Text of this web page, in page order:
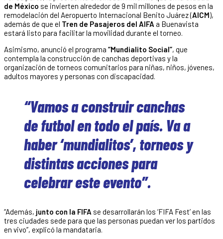
de México se invierten alrededor de 9 mil millones de pesos en la
remodelación del Aeropuerto Internacional Benito Juárez (AICM),
además de que el Tren de Pasajeros del AIFA a Buenavista
estará listo para facilitar la movilidad durante el torneo.
Asimismo, anunció el programa “Mundialito Social”, que
contempla la construcción de canchas deportivas y la
organización de torneos comunitarios para niñas, niños, jóvenes,
adultos mayores y personas con discapacidad.
“Vamos a construir canchas
de futbol en todo el país. Va a
haber ‘mundialitos’, torneos y
distintas acciones para
celebrar este evento”.
“Además, junto con la FIFA se desarrollarán los ‘FIFA Fest’ en las
tres ciudades sede para que las personas puedan ver los partidos
en vivo”, explicó la mandataria.